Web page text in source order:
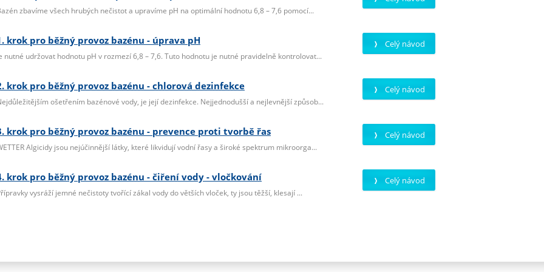
zbavíme všech hrubých nečistot a upravíme pH na optimální hodnotu 6,8 – 7,6 pomocí...
krok pro běžný provoz bazénu - úprava pH
nutné udržovat hodnotu pH v rozmezí 6,8 – 7,6. Tuto hodnotu je nutné pravidelně kontrolovat...
Celý návod
krok pro běžný provoz bazénu - chlorová dezinfekce
ošetřením bazénové vody, je její dezinfekce. Nejjednodušší a nejlevnější způsob...
Celý návod
krok pro běžný provoz bazénu - prevence proti tvorbě řas
Algicidy jsou nejúčinnější látky, které likvidují vodní řasy a široké spektrum mikroorga...
Celý návod
krok pro běžný provoz bazénu - čiření vody - vločkování
vysráží jemné nečistoty tvořící zákal vody do větších vloček, ty jsou těžší, klesají ...
Celý návod